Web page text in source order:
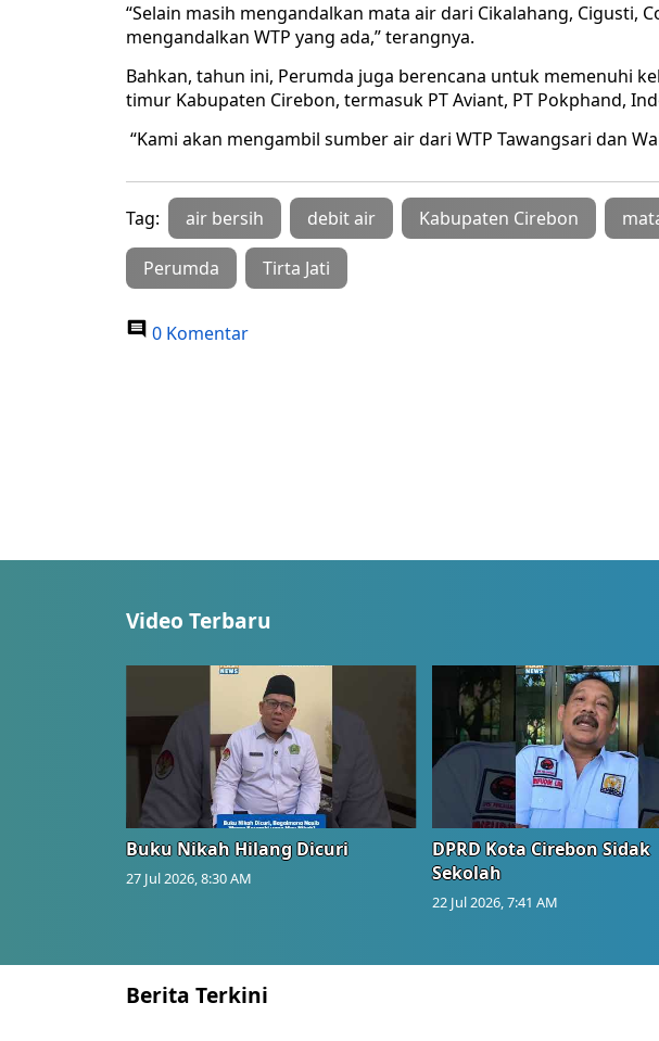
“Selain masih mengandalkan mata air dari Cikalahang, Cigusti,
mengandalkan WTP yang ada,” terangnya.
Bahkan, tahun ini, Perumda juga berencana untuk memenuhi
timur Kabupaten Cirebon, termasuk PT Aviant, PT Pokphand,
“Kami akan mengambil sumber air dari WTP Tawangsari dan
Tag: air bersih debit air Kabupaten Cirebon
Perumda Tirta Jati
0 Komentar
Video Terbaru
Buku Nikah Hilang Dicuri
27 Jul 2026, 8:30 AM
DPRD Kota Cirebon Sidak
Sekolah
22 Jul 2026, 7:41 AM
Berita Terkini